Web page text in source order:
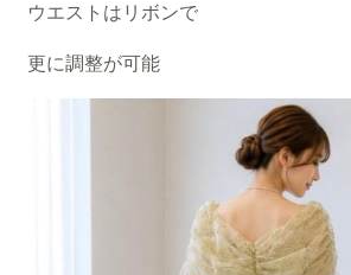
ウエストはリボンで
更に調整が可能